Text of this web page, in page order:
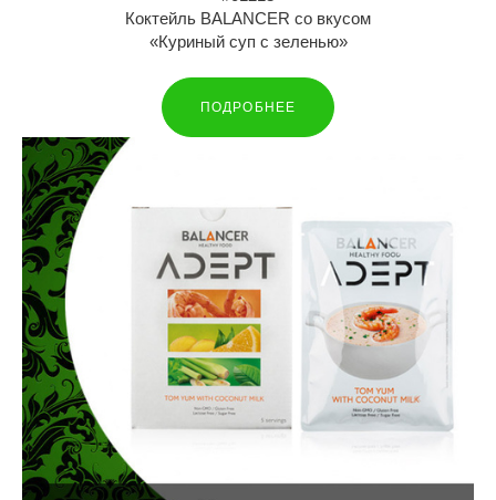
Коктейль BALANCER со вкусом
«Куриный суп с зеленью»
ПОДРОБНЕЕ